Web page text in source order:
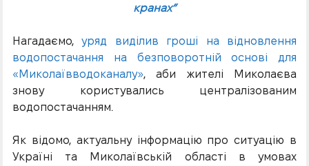
кранах”
Нагадаємо,уряд виділив гроші на відновлення
водопостачання на безповоротній основі для
«Миколаївводоканалу», аби жителі Миколаєва
знову користувались централізованим
водопостачанням.
Як відомо, актуальну інформацію про ситуацію в
Україні та Миколаївській області в умовах